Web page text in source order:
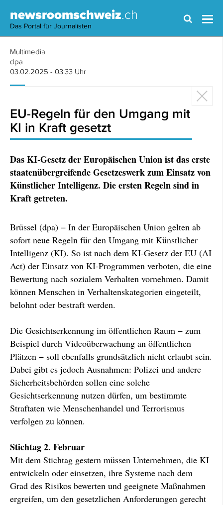
newsroomschweiz.ch
Das Portal für Journalisten
Multimedia
dpa
03.02.2025 - 03:33 Uhr
EU-Regeln für den Umgang mit
KI in Kraft gesetzt
Das KI-Gesetz der Europäischen Union ist das erste
staatenübergreifende Gesetzeswerk zum Einsatz von
Künstlicher Intelligenz. Die ersten Regeln sind in
Kraft getreten.
Brüssel (dpa) − In der Europäischen Union gelten ab
sofort neue Regeln für den Umgang mit Künstlicher
Intelligenz (KI). So ist nach dem KI-Gesetz der EU (AI
Act) der Einsatz von KI-Programmen verboten, die eine
Bewertung nach sozialem Verhalten vornehmen. Damit
können Menschen in Verhaltenskategorien eingeteilt,
belohnt oder bestraft werden.
Die Gesichtserkennung im öffentlichen Raum − zum
Beispiel durch Videoüberwachung an öffentlichen
Plätzen − soll ebenfalls grundsätzlich nicht erlaubt sein.
Dabei gibt es jedoch Ausnahmen: Polizei und andere
Sicherheitsbehörden sollen eine solche
Gesichtserkennung nutzen dürfen, um bestimmte
Straftaten wie Menschenhandel und Terrorismus
verfolgen zu können.
Stichtag 2. Februar
Mit dem Stichtag gestern müssen Unternehmen, die KI
entwickeln oder einsetzen, ihre Systeme nach dem
Grad des Risikos bewerten und geeignete Maßnahmen
ergreifen, um den gesetzlichen Anforderungen gerecht